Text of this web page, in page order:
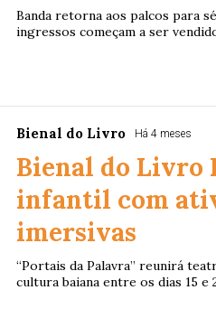
Banda retorna aos palcos para
ingressos começam a ser
Bienal do Livro Há 4 meses
Bienal do Livro
infantil com
imersivas
“Portais da Palavra” reunirá
cultura baiana entre os dias 15 e